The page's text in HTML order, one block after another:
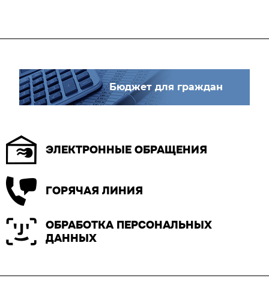
Бюджет для граждан
ЭЛЕКТРОННЫЕ ОБРАЩЕНИЯ
ГОРЯЧАЯ ЛИНИЯ
ОБРАБОТКА ПЕРСОНАЛЬНЫХ
ДАННЫХ